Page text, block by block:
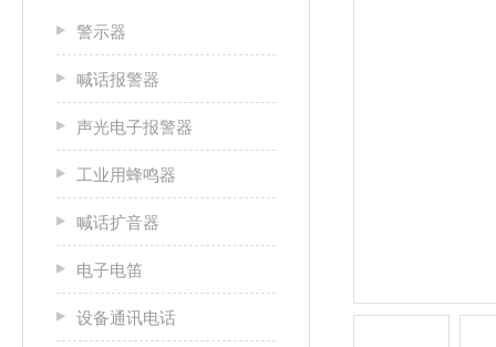
警示器
喊话报警器
声光电子报警器
工业用蜂鸣器
喊话扩音器
电子电笛
设备通讯电话